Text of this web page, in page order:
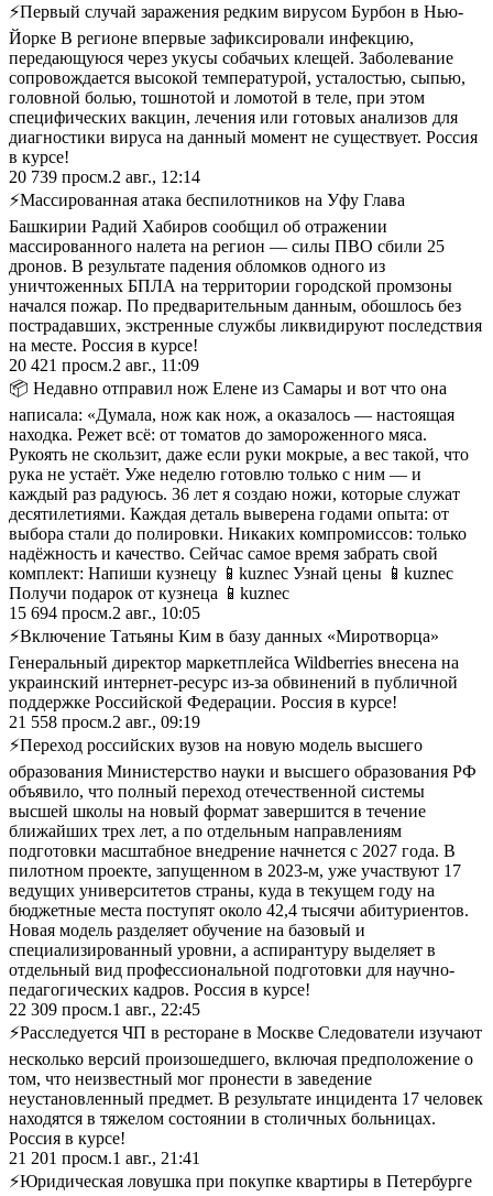
⚡Первый случай заражения редким вирусом Бурбон в Нью-
Йорке В регионе впервые зафиксировали инфекцию,
передающуюся через укусы собачьих клещей. Заболевание
сопровождается высокой температурой, усталостью, сыпью,
головной болью, тошнотой и ломотой в теле, при этом
специфических вакцин, лечения или готовых анализов для
диагностики вируса на данный момент не существует. Россия
в курсе!
20 739 просм.2 авг., 12:14
⚡Массированная атака беспилотников на Уфу Глава
Башкирии Радий Хабиров сообщил об отражении
массированного налета на регион — силы ПВО сбили 25
дронов. В результате падения обломков одного из
уничтоженных БПЛА на территории городской промзоны
начался пожар. По предварительным данным, обошлось без
пострадавших, экстренные службы ликвидируют последствия
на месте. Россия в курсе!
20 421 просм.2 авг., 11:09
📦 Недавно отправил нож Елене из Самары и вот что она
написала: «Думала, нож как нож, а оказалось — настоящая
находка. Режет всё: от томатов до замороженного мяса.
Рукоять не скользит, даже если руки мокрые, а вес такой, что
рука не устаёт. Уже неделю готовлю только с ним — и
каждый раз радуюсь. 36 лет я создаю ножи, которые служат
десятилетиями. Каждая деталь выверена годами опыта: от
выбора стали до полировки. Никаких компромиссов: только
надёжность и качество. Сейчас самое время забрать свой
комплект: Напиши кузнецу 📱kuznec Узнай цены 📱kuznec
Получи подарок от кузнеца 📱kuznec
15 694 просм.2 авг., 10:05
⚡Включение Татьяны Ким в базу данных «Миротворца»
Генеральный директор маркетплейса Wildberries внесена на
украинский интернет-ресурс из-за обвинений в публичной
поддержке Российской Федерации. Россия в курсе!
21 558 просм.2 авг., 09:19
⚡Переход российских вузов на новую модель высшего
образования Министерство науки и высшего образования РФ
объявило, что полный переход отечественной системы
высшей школы на новый формат завершится в течение
ближайших трех лет, а по отдельным направлениям
подготовки масштабное внедрение начнется с 2027 года. В
пилотном проекте, запущенном в 2023-м, уже участвуют 17
ведущих университетов страны, куда в текущем году на
бюджетные места поступят около 42,4 тысячи абитуриентов.
Новая модель разделяет обучение на базовый и
специализированный уровни, а аспирантуру выделяет в
отдельный вид профессиональной подготовки для научно-
педагогических кадров. Россия в курсе!
22 309 просм.1 авг., 22:45
⚡Расследуется ЧП в ресторане в Москве Следователи изучают
несколько версий произошедшего, включая предположение о
том, что неизвестный мог пронести в заведение
неустановленный предмет. В результате инцидента 17 человек
находятся в тяжелом состоянии в столичных больницах.
Россия в курсе!
21 201 просм.1 авг., 21:41
⚡Юридическая ловушка при покупке квартиры в Петербурге